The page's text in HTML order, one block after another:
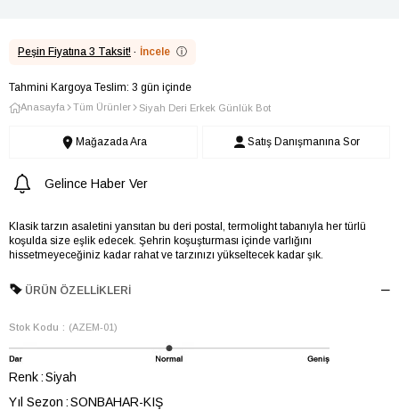
Peşin Fiyatına 3 Taksit! · İncele ⓘ
Tahmini Kargoya Teslim: 3 gün içinde
Anasayfa Tüm Ürünler Siyah Deri Erkek Günlük Bot
Mağazada Ara Satış Danışmanına Sor
Gelince Haber Ver
Klasik tarzın asaletini yansıtan bu deri postal, termolight tabanıyla her türlü
koşulda size eşlik edecek. Şehrin koşuşturması içinde varlığını
hissetmeyeceğiniz kadar rahat ve tarzınızı yükseltecek kadar şık.
ÜRÜN ÖZELLIKLERI
Stok Kodu (AZEM-01)
Renk Siyah
Yıl Sezon SONBAHAR-KIŞ